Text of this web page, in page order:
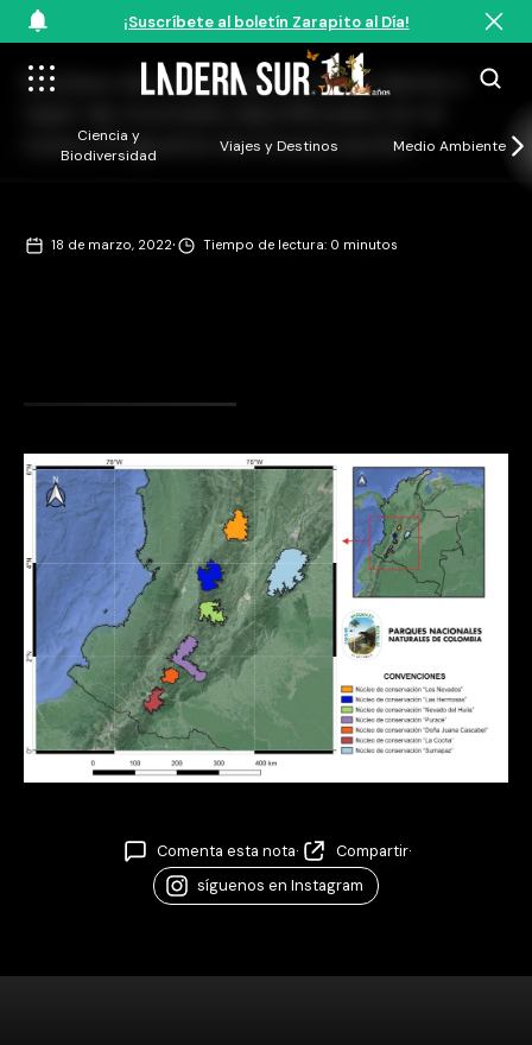
¡Suscríbete al boletín Zarapito al Día!
Ciencia y
Biodiversidad
Viajes y Destinos Medio Ambiente
Núcleos de conservación de la danta o
nuevo Programa de Conservación.
18 de marzo, 2022· Tiempo de lectura: 0 minutos
Comenta esta nota· Compartir·
síguenos en Instagram